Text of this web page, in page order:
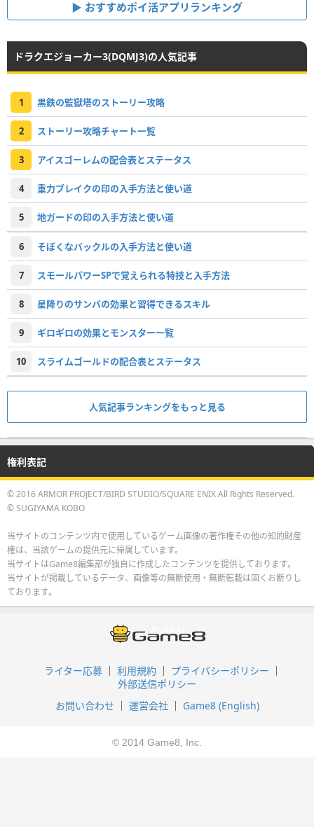
おすすめポイ活アプリランキング
ドラクエジョーカー3(DQMJ3)の人気記事
1 黒鉄の監獄塔のストーリー攻略
2 ストーリー攻略チャート一覧
3 アイスゴーレムの配合表とステータス
4 重力ブレイクの印の入手方法と使い道
5 地ガードの印の入手方法と使い道
6 そぼくなバックルの入手方法と使い道
7 スモールパワーSPで覚えられる特技と入手方法
8 星降りのサンバの効果と習得できるスキル
9 ギロギロの効果とモンスター一覧
10 スライムゴールドの配合表とステータス
人気記事ランキングをもっと見る
権利表記
© 2016 ARMOR PROJECT/BIRD STUDIO/SQUARE ENIX All Rights Reserved.
© SUGIYAMA KOBO
当サイトのコンテンツ内で使用しているゲーム画像の著作権その他の知的財産
権は、当該ゲームの提供元に帰属しています。
当サイトはGame8編集部が独自に作成したコンテンツを提供しております。
当サイトが掲載しているデータ、画像等の無断使用・無断転載は固くお断りし
ております。
ライター応募 利用規約
プライバシーポリシー
外部送信ポリシー
お問い合わせ
運営会社 Game8 (English)
© 2014 Game8, Inc.